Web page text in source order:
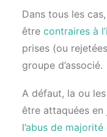
Dans tous les
être contraires à
prises (ou
groupe d’associé.
A défaut, la ou
être attaquées
l’abus de majorité